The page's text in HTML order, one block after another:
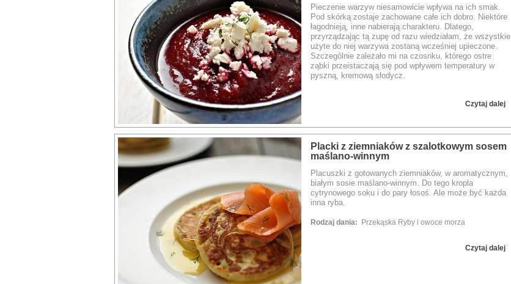
Pieczenie warzyw niesamowicie wpływa na ich smak.
Pod skórką zostaje zachowane całe ich dobro. Niektóre
łagodnieją, inne nabierają charakteru. Dlatego,
przyrządzając tą zupę od razu wiedziałam, że wszystkie
użyte do niej warzywa zostaną wcześniej upieczone.
Szczególnie zależało mi na czosnku, którego ostre
ząbki przeistaczają się pod wpływem temperatury w
pyszną, kremową słodycz.
Czytaj dalej
Placki z ziemniaków z szalotkowym sosem
maślano-winnym
Placuszki z gotowanych ziemniaków, w aromatycznym,
białym sosie maślano-winnym. Do tego kropla
cytrynowego soku i do pary łosoś. Ale może być każda
inna ryba.
Rodzaj dania: Przekąska Ryby i owoce morza
Czytaj dalej